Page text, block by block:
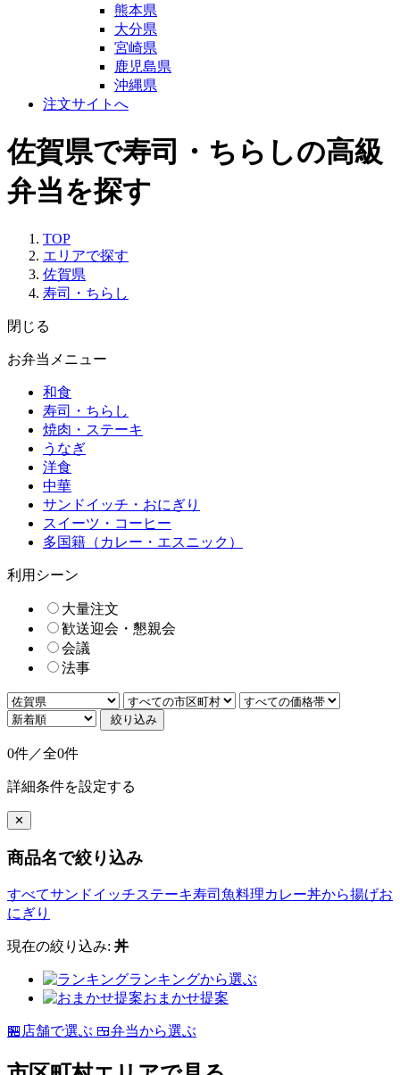
熊本県
大分県
宮崎県
鹿児島県
沖縄県
注文サイトへ
佐賀県で寿司・ちらしの高級
弁当を探す
TOP
エリアで探す
佐賀県
寿司・ちらし
閉じる
お弁当メニュー
和食
寿司・ちらし
焼肉・ステーキ
うなぎ
洋食
中華
サンドイッチ・おにぎり
スイーツ・コーヒー
多国籍（カレー・エスニック）
利用シーン
大量注文
歓送迎会・懇親会
会議
法事
絞り込み
0件／全0件
詳細条件を設定する
✕
商品名で絞り込み
すべてサンドイッチステーキ寿司 魚料理カレー丼から揚げお
にぎり
現在の絞り込み: 丼
ランキングから選ぶ
おまかせ提案
🏪 店舗で選ぶ 🍱弁当から選ぶ